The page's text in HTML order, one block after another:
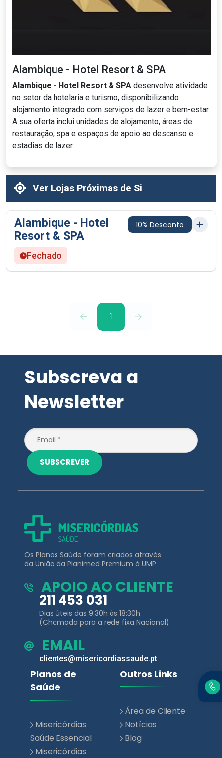
Alambique - Hotel Resort & SPA
Alambique - Hotel Resort & SPA desenvolve atividade
no setor da hotelaria e turismo, disponibilizando
alojamento integrado com serviços de lazer e bem-estar.
A sua oferta inclui unidades de alojamento, áreas de
restauração, spa e espaços de apoio ao descanso e
estadias de lazer.
Ver Lojas Próximas de Si
Alambique - Hotel
Resort & SPA
10% Desconto
Fechado
1
Subscreva a
Newsletter
SUBSCREVER
Os Planos Saúde foram criados através
da União da Planimed Premium à UMP
APOIO AO CLIENTE
211 453 031
Dias úteis das 9:30h às 18:30h
(Chamada para a rede fixa Nacional)
EMAIL
clientes@misericordiassaude.pt
Planos de
Saúde
Misericórdias
Saúde Essencial
Misericórdias
Outros Links
Área de Cliente
Notícias
Blog